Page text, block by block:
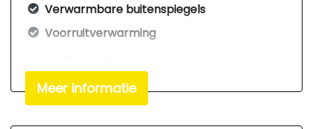
Verwarmbare buitenspiegels
Voorruitverwarming
Exterieur
Bumpers in carrosseriekleur
Meer informatie